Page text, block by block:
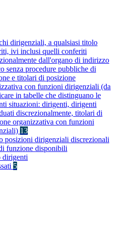
dirigenziali, a qualsiasi titolo
ivi inclusi quelli conferiti
dall'organo di indirizzo
senza procedure pubbliche di
e titolari di posizione
con funzioni dirigenziali (da
in tabelle che distinguano le
situazioni: dirigenti, dirigenti
discrezionalmente, titolari di
organizzativa con funzioni
13
posizioni dirigenziali discrezionali
funzione disponibili
dirigenti
5